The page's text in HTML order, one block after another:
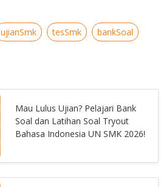
ujianSmk tesSmk bankSoal
Mau Lulus Ujian? Pelajari Bank
Soal dan Latihan Soal Tryout
Bahasa Indonesia UN SMK 2026!